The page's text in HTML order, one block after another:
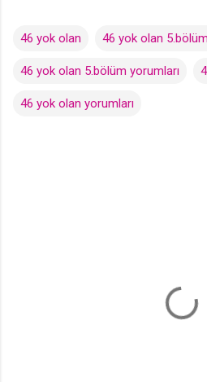
46 yok olan 46 yok olan
46 yok olan 5.bölüm yorumları
46 yok olan yorumları